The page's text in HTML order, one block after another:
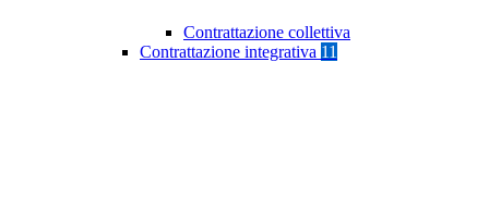
Contrattazione collettiva
Contrattazione integrativa 11